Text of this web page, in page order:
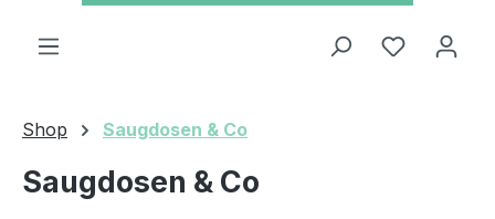
Du hast 0
Shop Saugdosen & Co
Saugdosen & Co